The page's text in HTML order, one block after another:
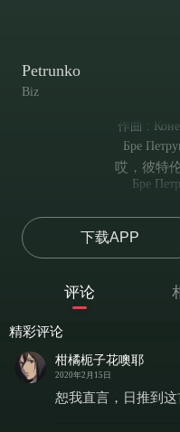
Petrunko
Biz
作曲 :
Бре
哎，彼特
Бре
Се
我
Се
Нийде
哪里都没
可在这个村庄
下载APP
评论
精彩评论
柑橘枙子花噢耶
2020年2月15日
恕我直言，日推到